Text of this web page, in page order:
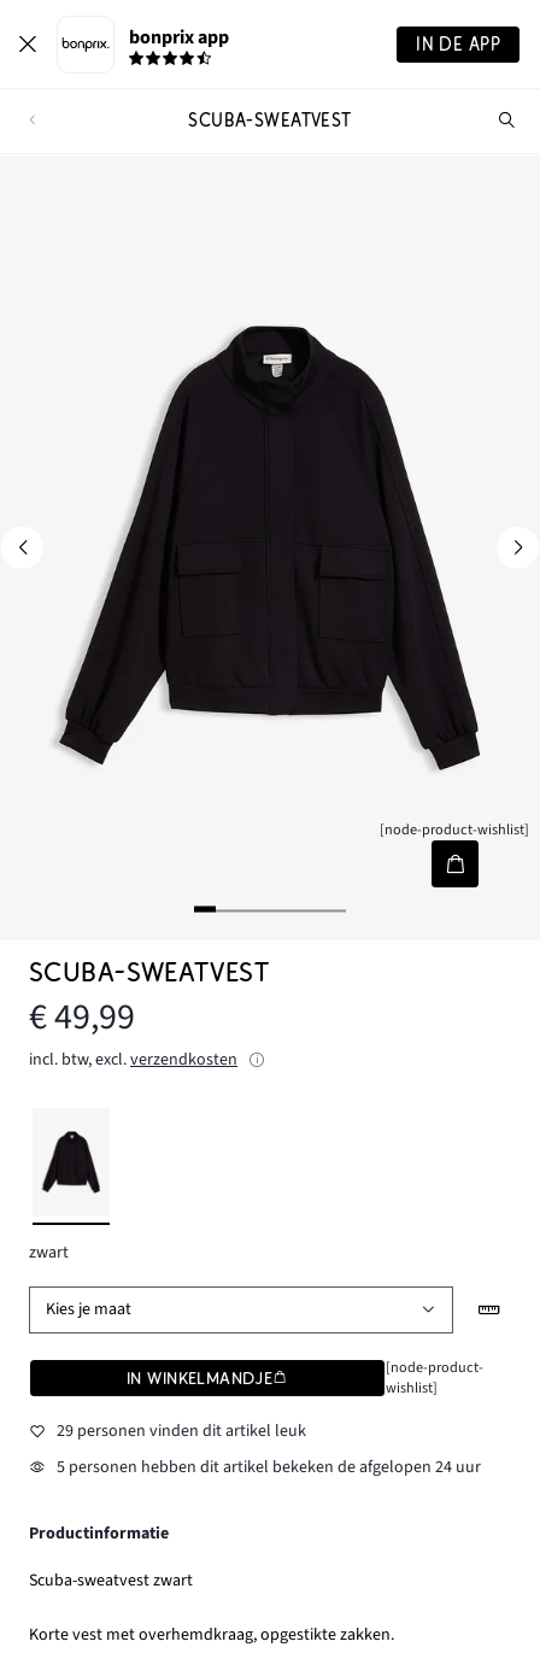
bonprix app IN DE APP
SCUBA-SWEATVEST
[node-product-wishlist]
SCUBA-SWEATVEST
€ 49,99
incl. btw, excl.verzendkosten
zwart
Kies je maat
IN WINKELMANDJE
[node-product-
wishlist]
29 personen vinden dit artikel leuk
5 personen hebben dit artikel bekeken de afgelopen 24 uur
Productinformatie
Scuba-sweatvest zwart
Korte vest met overhemdkraag, opgestikte zakken.